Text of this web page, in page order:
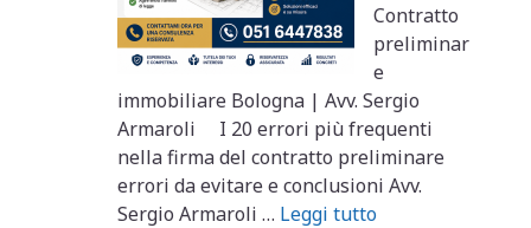
Contratto
preliminar
e
immobiliare Bologna | Avv. Sergio
Armaroli I 20 errori più frequenti
nella firma del contratto preliminare
errori da evitare e conclusioni Avv.
Sergio Armaroli … Leggi tutto